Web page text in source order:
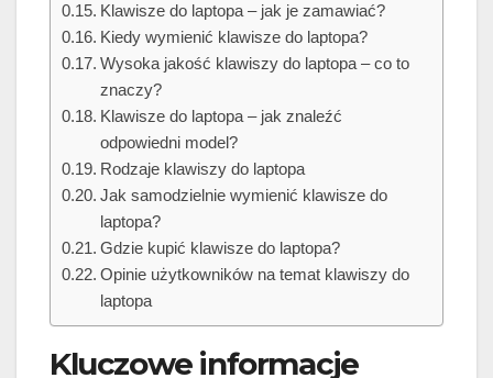
Klawisze do laptopa – jak je zamawiać?
Kiedy wymienić klawisze do laptopa?
Wysoka jakość klawiszy do laptopa – co to
znaczy?
Klawisze do laptopa – jak znaleźć
odpowiedni model?
Rodzaje klawiszy do laptopa
Jak samodzielnie wymienić klawisze do
laptopa?
Gdzie kupić klawisze do laptopa?
Opinie użytkowników na temat klawiszy do
laptopa
Kluczowe informacje